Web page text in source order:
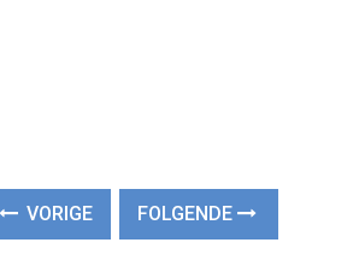
VORIGE FOLGENDE